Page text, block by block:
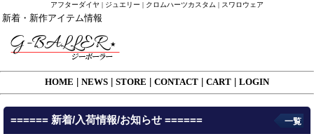
アフターダイヤ | ジュエリー | クロムハーツカスタム | スワロウェア
新着・新作アイテム情報
HOME NEWS STORE CONTACT CART LOGIN
====== 新着/入荷情報/お知らせ ====== 一覧